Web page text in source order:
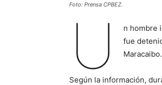
Foto: Prensa CPBEZ.
U
n hombre
fue
Maracaibo.
Según la información,